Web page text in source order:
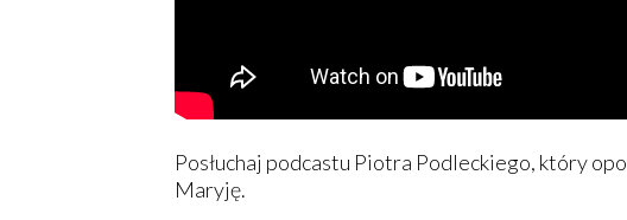
Posłuchaj podcastu Piotra Podleckiego, który
Maryję.